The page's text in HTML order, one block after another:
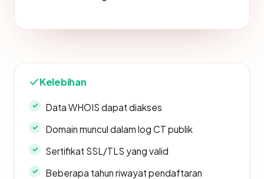
Kelebihan
Data WHOIS dapat diakses
Domain muncul dalam log CT publik
Sertifikat SSL/TLS yang valid
Beberapa tahun riwayat pendaftaran